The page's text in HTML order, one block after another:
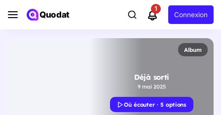
Quodat
1
Connexion
Album
Déjà sorti
9 mai 2025
Où écouter · 5 options